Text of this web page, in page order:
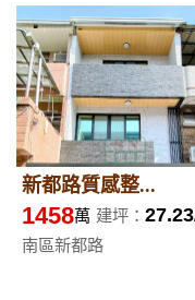
新都路質感整...
1458萬 建坪： 27.23
南區新都路